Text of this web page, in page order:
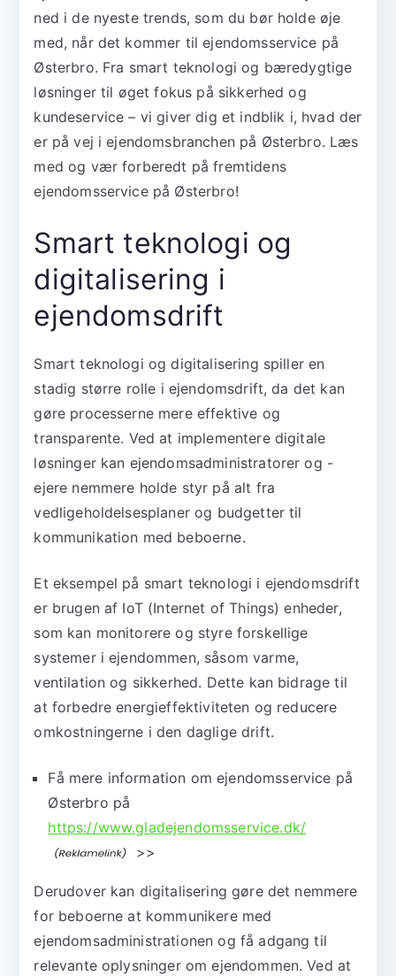
ned i de nyeste trends, som du bør holde øje
med, når det kommer til ejendomsservice på
Østerbro. Fra smart teknologi og bæredygtige
løsninger til øget fokus på sikkerhed og
kundeservice – vi giver dig et indblik i, hvad der
er på vej i ejendomsbranchen på Østerbro. Læs
med og vær forberedt på fremtidens
ejendomsservice på Østerbro!
Smart teknologi og
digitalisering i
ejendomsdrift
Smart teknologi og digitalisering spiller en
stadig større rolle i ejendomsdrift, da det kan
gøre processerne mere effektive og
transparente. Ved at implementere digitale
løsninger kan ejendomsadministratorer og -
ejere nemmere holde styr på alt fra
vedligeholdelsesplaner og budgetter til
kommunikation med beboerne.
Et eksempel på smart teknologi i ejendomsdrift
er brugen af IoT (Internet of Things) enheder,
som kan monitorere og styre forskellige
systemer i ejendommen, såsom varme,
ventilation og sikkerhed. Dette kan bidrage til
at forbedre energieffektiviteten og reducere
omkostningerne i den daglige drift.
Få mere information om ejendomsservice på
Østerbro på
https://www.gladejendomsservice.dk/
>>
Derudover kan digitalisering gøre det nemmere
for beboerne at kommunikere med
ejendomsadministrationen og få adgang til
relevante oplysninger om ejendommen. Ved at